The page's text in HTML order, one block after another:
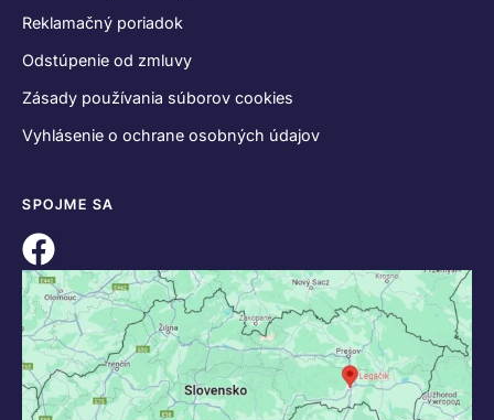
Reklamačný poriadok
Odstúpenie od zmluvy
Zásady používania súborov cookies
Vyhlásenie o ochrane osobných údajov
SPOJME SA